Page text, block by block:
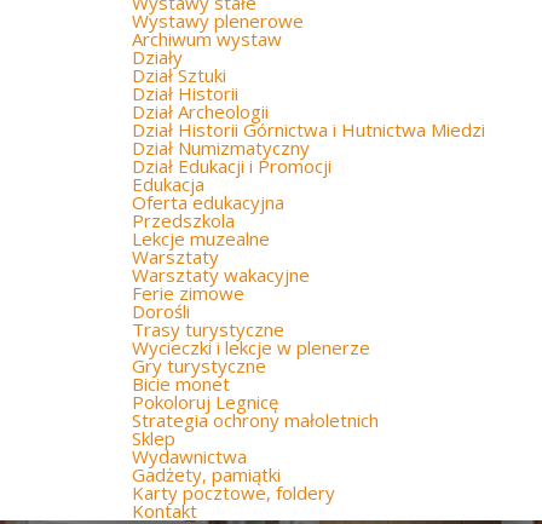
Wystawy plenerowe
Archiwum wystaw
Działy
Dział Sztuki
Dział Historii
Dział Archeologii
Dział Historii Górnictwa i Hutnictwa Miedzi
Dział Numizmatyczny
Dział Edukacji i Promocji
Edukacja
Oferta edukacyjna
Przedszkola
Lekcje muzealne
Warsztaty
Warsztaty wakacyjne
Ferie zimowe
Dorośli
Trasy turystyczne
Wycieczki i lekcje w plenerze
Gry turystyczne
Bicie monet
Pokoloruj Legnicę
Strategia ochrony małoletnich
Sklep
Wydawnictwa
Gadżety, pamiątki
Karty pocztowe, foldery
Kontakt